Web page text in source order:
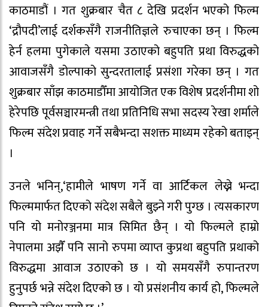
काठमाडौं । गत शुक्रबार चैत ८ देखि प्रदर्शन भएको फिल्म
‘द्रौपदी’लाई दर्शकसँगै राजनीतिज्ञले रुचाएका छन् । फिल्म
हेर्न हलमा पुगेकाले यसमा उठाएको बहुपति प्रथा विरुद्धको
आवाजसँगै डोल्पाको सुन्दरतालाई प्रसंशा गरेका छन् । गत
शुक्रबार साँझ काठमाडौँमा आयोजित एक विशेष प्रदर्शनीमा शो
हेरेपछि पूर्वसञ्चारमन्त्री तथा प्रतिनिधि सभा सदस्य रेखा शर्माले
फिल्म संदेश प्रवाह गर्ने सबैभन्दा सशक्त माध्यम रहेको बताइन्
।
उनले भनिन्,‘हामीले भाषण गर्ने वा आर्टिकल लेख्ने भन्दा
फिल्ममार्फत दिएको संदेश सबैले बुझ्ने गरी पुग्छ । त्यसकारण
पनि यो मनोरञ्जनमा मात्र सिमित छैन् । यो फिल्मले हाम्रो
नेपालमा अझैँ पनि सानो रुपमा व्याप्त कुप्रथा बहुपति प्रथाको
विरुद्धमा आवाज उठाएको छ । यो समयसँगै रुपान्तरण
हुनुपर्छ भन्ने संदेश दिएको छ । यो प्रसंशनीय कार्य हो, फिल्मले